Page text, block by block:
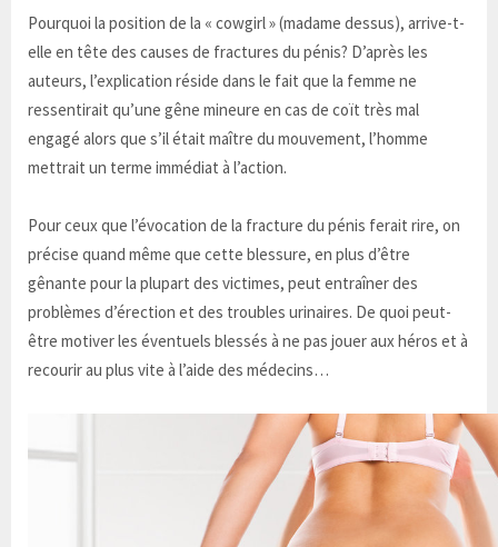
Pourquoi la position de la « cowgirl » (madame dessus), arrive-t-
elle en tête des causes de fractures du pénis? D’après les
auteurs, l’explication réside dans le fait que la femme ne
ressentirait qu’une gêne mineure en cas de coït très mal
engagé alors que s’il était maître du mouvement, l’homme
mettrait un terme immédiat à l’action.
Pour ceux que l’évocation de la fracture du pénis ferait rire, on
précise quand même que cette blessure, en plus d’être
gênante pour la plupart des victimes, peut entraîner des
problèmes d’érection et des troubles urinaires. De quoi peut-
être motiver les éventuels blessés à ne pas jouer aux héros et à
recourir au plus vite à l’aide des médecins…